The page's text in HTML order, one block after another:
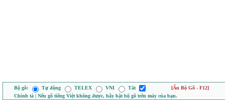
Bộ gõ: Tự động TELEX VNI Tắt
[Ẩn Bộ Gõ - F12]
Chính tả | Nếu gõ tiếng Việt không được, hãy bật bộ gõ trên máy của bạn.